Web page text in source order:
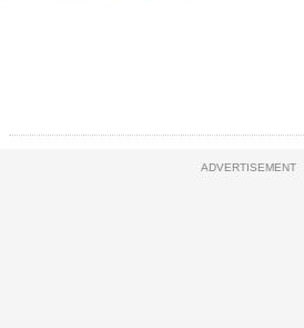
ADVERTISEMENT